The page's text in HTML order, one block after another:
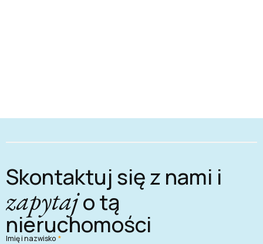
Skontaktuj się z nami i
zapytajo tą
nieruchomości
Imię i nazwisko *